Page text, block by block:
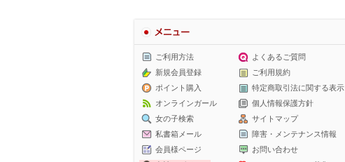
メニュー
ご利用方法
新規会員登録
ポイント購入
オンラインガール
女の子検索
私書箱メール
会員様ページ
よくあるご質問
ご利用規約
特定商取引法に関する表示
個人情報保護方針
サイトマップ
障害・メンテナンス情報
お問い合わせ